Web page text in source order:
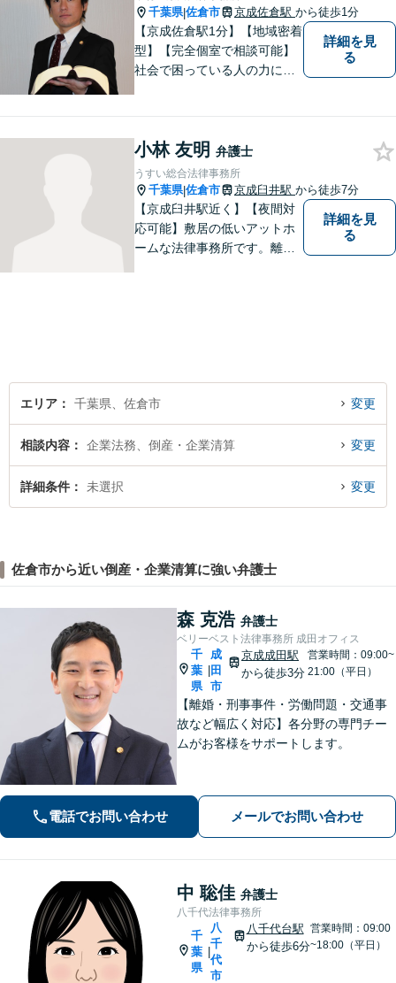
千葉県|佐倉市 京成佐倉駅 から徒歩1分
【京成佐倉駅1分】【地域密着
型】【完全個室で相談可能】
社会で困っている人の力にな
相続、離婚・男女問題、交通
事故の案件を広く受け付けて
います。 ぜひご相談くださ
い。
詳細を見
る
小林 友明 弁護士
うすい総合法律事務所
千葉県|佐倉市 京成臼井駅 から徒歩7分
【京成臼井駅近く】【夜間対
応可能】敷居の低いアットホ
ームな法律事務所です。離婚
う尽力します。
詳細を見
る
エリア 千葉県、佐倉市 変更
相談内容 企業法務、倒産・企業清算 変更
詳細条件 未選択 変更
佐倉市から近い倒産・企業清算に強い弁護士
森 克浩 弁護士
ベリーベスト法律事務所 成田オフィス
千
葉
県
成
田
市
京成成田駅
から徒歩3分
営業時間：09:00~
21:00（平日）
【離婚・刑事事件・労働問題・交通事
故など幅広く対応】各分野の専門チー
ムがお客様をサポートします。
電話でお問い合わせ メールでお問い合わせ
中 聡佳 弁護士
八千代法律事務所
千
葉
県
八
千
代
市
八千代台駅
から徒歩6分
営業時間：09:00
~18:00（平日）